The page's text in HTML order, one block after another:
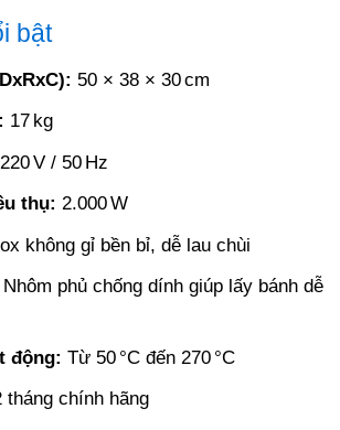
bật
50 × 38 × 30 cm
17 kg
220 V / 50 Hz
thụ: 2.000 W
không gỉ bền bỉ, dễ lau chùi
Nhôm phủ chống dính giúp lấy bánh dễ
động: Từ 50 °C đến 270 °C
tháng chính hãng